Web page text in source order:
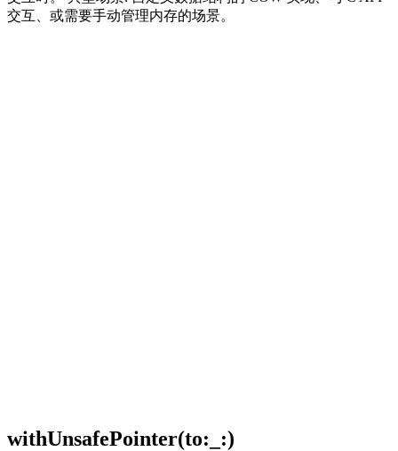
交互、或需要手动管理内存的场景。
withUnsafePointer(to:_:)